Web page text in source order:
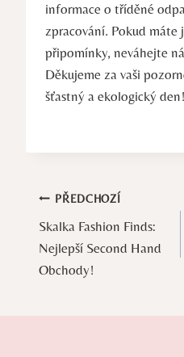
informace o tříděné
zpracování. Pokud
připomínky, neváhejte
Děkujeme za vaši
šťastný a ekologický den!
Navigace
pro
příspěvek
PŘEDCHOZÍ
Skalka Fashion Finds:
Nejlepší Second Hand
Obchody!